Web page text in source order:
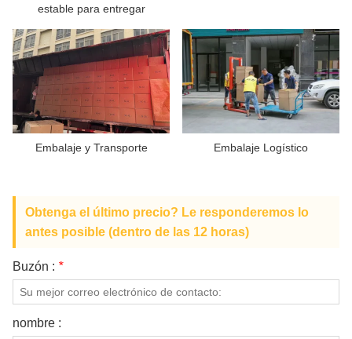
LA FÁBRICA
CONTÁCTENOS
SOBRE NOSOTROS
estable para entregar
Embalaje y Transporte Embalaje Logístico
Obtenga el último precio? Le responderemos lo
antes posible (dentro de las 12 horas)
Buzón : *
nombre :